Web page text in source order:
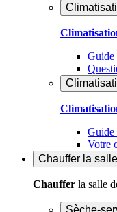
Guide
Guide
Votre
Chauffer la
Chauffer la salle